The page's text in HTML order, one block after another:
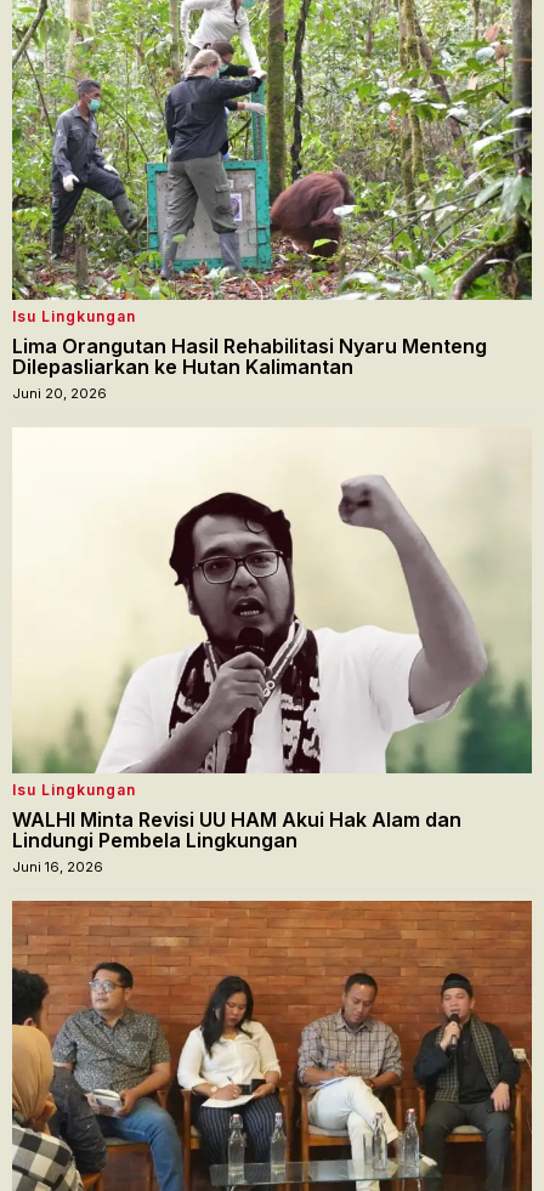
Isu Lingkungan
Lima Orangutan Hasil Rehabilitasi Nyaru Menteng
Dilepasliarkan ke Hutan Kalimantan
Juni 20, 2026
Isu Lingkungan
WALHI Minta Revisi UU HAM Akui Hak Alam dan
Lindungi Pembela Lingkungan
Juni 16, 2026